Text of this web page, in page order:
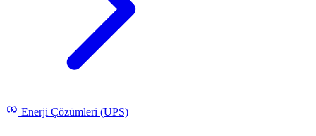
Enerji Çözümleri (UPS)